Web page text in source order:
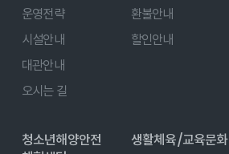
운영전략
시설안내
대관안내
오시는 길
환불안내
할인안내
청소년해양안전
생활체육/교육문화